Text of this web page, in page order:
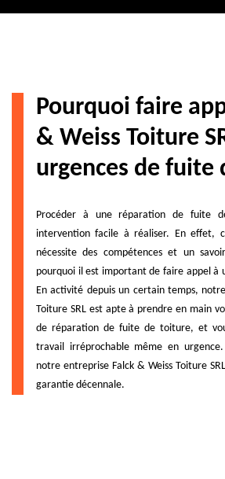
Pourquoi faire
& Weiss Toiture
urgences de fuite
Procéder à une réparation de fuite
intervention facile à réaliser. En effet,
nécessite des compétences et un
pourquoi il est important de faire appel à
En activité depuis un certain temps,
Toiture SRL est apte à prendre en main
de réparation de fuite de toiture, et
travail irréprochable même en
notre entreprise Falck & Weiss Toiture
garantie décennale.